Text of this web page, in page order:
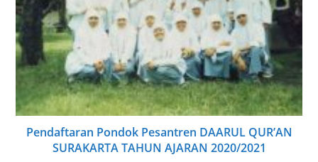
Pendaftaran Pondok Pesantren DAARUL QUR’AN
SURAKARTA TAHUN AJARAN 2020/2021